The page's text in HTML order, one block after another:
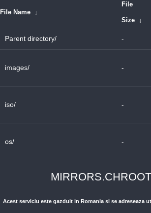
File Name ↓
File
Size ↓
Parent directory/ -
images/ -
iso/ -
os/ -
Acest serviciu este gazduit in Romania si se adreseaza